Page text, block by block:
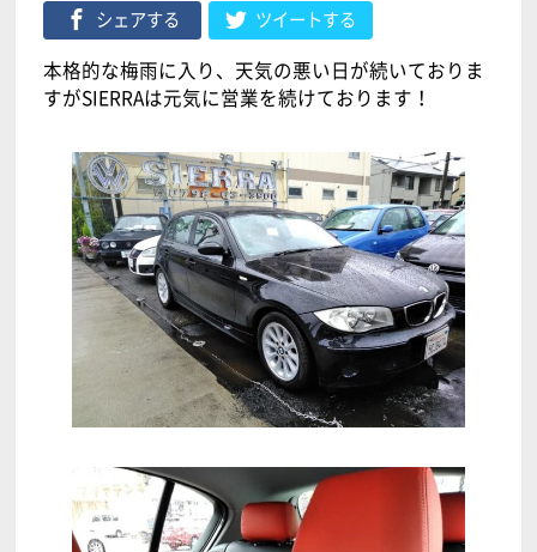
シェアする ツイートする
本格的な梅雨に入り、天気の悪い日が続いておりま
すがSIERRAは元気に営業を続けております！